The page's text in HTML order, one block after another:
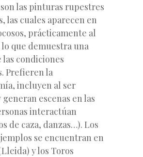
las pinturas rupestres
las cuales aparecen en
prácticamente al
que demuestra una
las condiciones
Prefieren la
incluyen al ser
escenas en las
interactúan
de caza, danzas…). Los
se encuentran en
y los Toros